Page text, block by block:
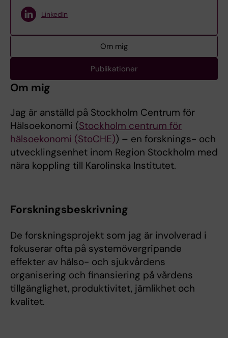
LinkedIn
Om mig
Publikationer
Om mig
Jag är anställd på Stockholm Centrum för
Hälsoekonomi (Stockholm centrum för
hälsoekonomi (StoCHE)) – en forsknings- och
utvecklingsenhet inom Region Stockholm med
nära koppling till Karolinska Institutet.
Forskningsbeskrivning
De forskningsprojekt som jag är involverad i
fokuserar ofta på systemövergripande
effekter av hälso- och sjukvårdens
organisering och finansiering på vårdens
tillgänglighet, produktivitet, jämlikhet och
kvalitet.